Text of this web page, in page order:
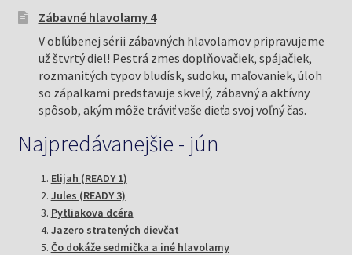
- Končíme! Beriem!
Od úľavy som si vydýchla, myslela som si, že už je
koniec. Ale, žiaľ, mýlila som sa!
- Ešte ma potrebujete?
- teraz ideme nakrúcať tvoju tvár zblízka, bude cez
Zábavné hlavolamy 4
V obľúbenej sérii zábavných hlavolamov pripravujeme
už štvrtý diel! Pestrá zmes doplňovačiek, spájačiek,
rozmanitých typov bludísk, sudoku, maľovaniek, úloh
so zápalkami predstavuje skvelý, zábavný a aktívny
spôsob, akým môže tráviť vaše dieťa svoj voľný čas.
Najpredávanejšie - jún
Elijah (READY 1)
Jules (READY 3)
Pytliakova dcéra
Jazero stratených dievčat
Čo dokáže sedmička a iné hlavolamy